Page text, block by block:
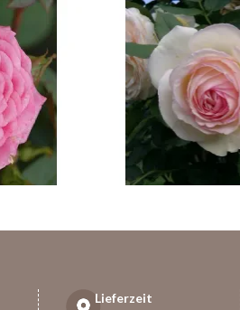
Lieferzeit